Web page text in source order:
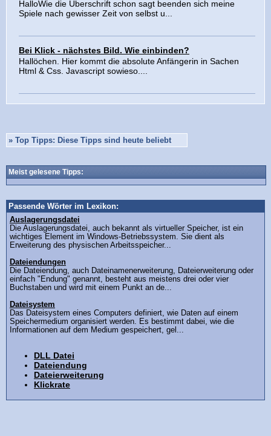
HalloWie die Überschrift schon sagt beenden sich meine
Spiele nach gewisser Zeit von selbst u...
Bei Klick - nächstes Bild. Wie einbinden?
Hallöchen. Hier kommt die absolute Anfängerin in Sachen
Html & Css. Javascript sowieso....
» Top Tipps: Diese Tipps sind heute beliebt
Meist gelesene Tipps:
Passende Wörter im Lexikon:
Auslagerungsdatei
Die Auslagerungsdatei, auch bekannt als virtueller Speicher, ist ein
wichtiges Element im Windows-Betriebssystem. Sie dient als
Erweiterung des physischen Arbeitsspeicher...
Dateiendungen
Die Dateiendung, auch Dateinamenerweiterung, Dateierweiterung oder
einfach "Endung" genannt, besteht aus meistens drei oder vier
Buchstaben und wird mit einem Punkt an de...
Dateisystem
Das Dateisystem eines Computers definiert, wie Daten auf einem
Speichermedium organisiert werden. Es bestimmt dabei, wie die
Informationen auf dem Medium gespeichert, gel...
DLL Datei
Dateiendung
Dateierweiterung
Klickrate